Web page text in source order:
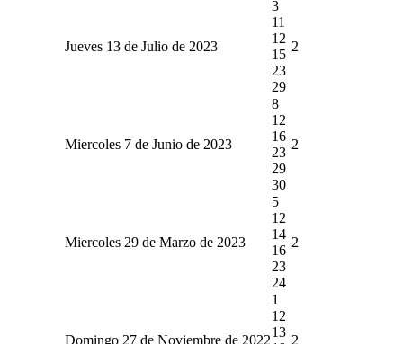
Jueves 13 de Julio de 2023
3
11
12
15
23
29
2
Miercoles 7 de Junio de 2023
8
12
16
23
29
30
2
Miercoles 29 de Marzo de 2023
5
12
14
16
23
24
2
Domingo 27 de Noviembre de 2022
1
12
13
2